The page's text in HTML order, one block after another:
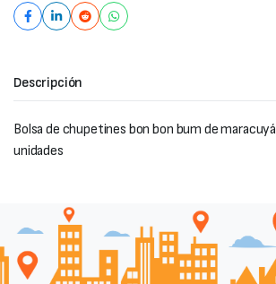
Descripción
Bolsa de chupetines bon bon bum de maracuyá
unidades